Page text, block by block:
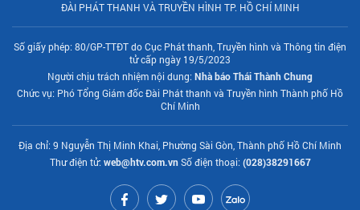
ĐÀI PHÁT THANH VÀ TRUYỀN HÌNH TP. HỒ CHÍ MINH
Số giấy phép: 80/GP-TTĐT do Cục Phát thanh, Truyền hình và Thông tin điện
tử cấp ngày 19/5/2023
Người chịu trách nhiệm nội dung: Nhà báo Thái Thành Chung
Chức vụ: Phó Tổng Giám đốc Đài Phát thanh và Truyền hình Thành phố Hồ
Chí Minh
Địa chỉ: 9 Nguyễn Thị Minh Khai, Phường Sài Gòn, Thành phố Hồ Chí Minh
Thư điện tử: web@htv.com.vnSố điện thoại: (028)38291667